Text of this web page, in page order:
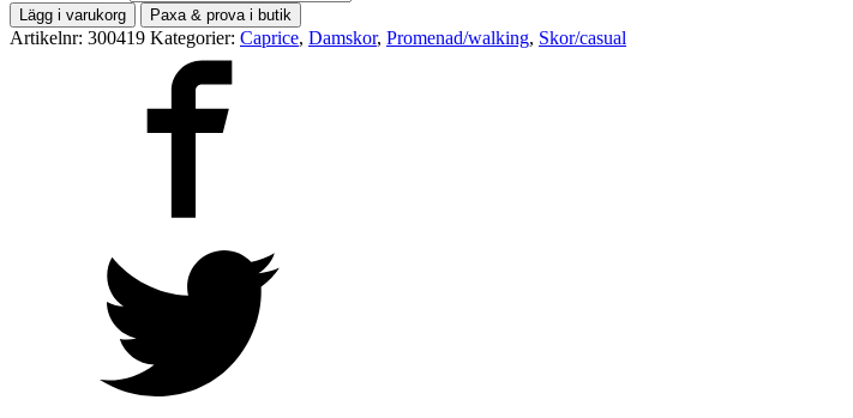
Lägg i varukorg Paxa & prova i butik
Artikelnr: 300419 Kategorier: Caprice, Damskor, Promenad/walking, Skor/casual